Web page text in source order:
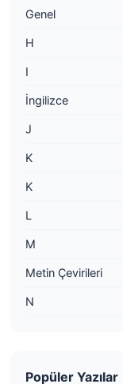
Genel
H
I
İngilizce
J
K
K
L
M
Metin Çevirileri
N
Popüler Yazılar